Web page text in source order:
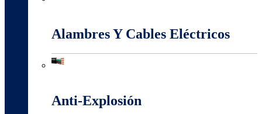
Alambres Y Cables Eléctricos
Anti-Explosión